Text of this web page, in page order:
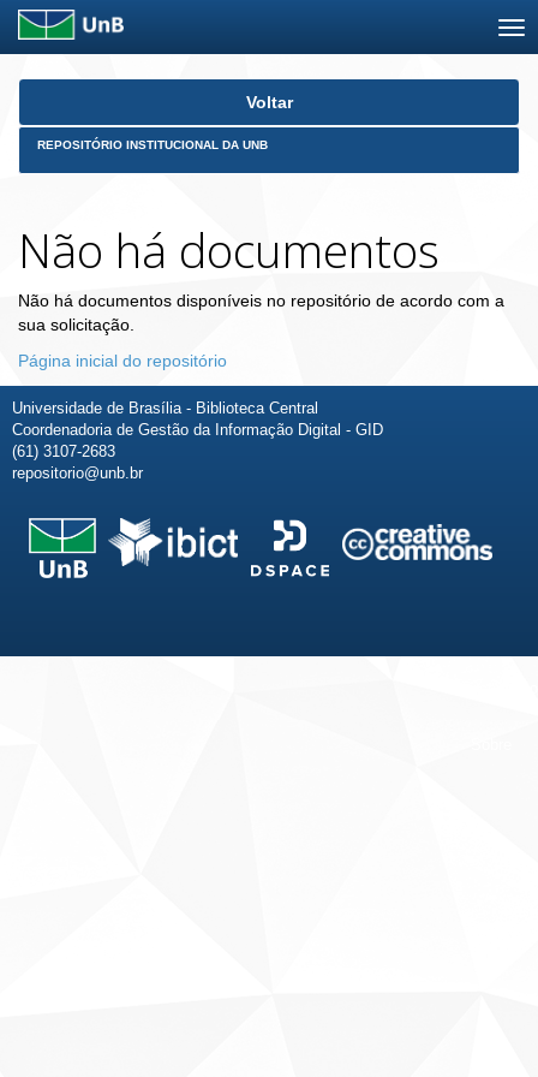
Skip
Voltar
REPOSITÓRIO INSTITUCIONAL DA UNB
Não há documentos
Não há documentos disponíveis no repositório de acordo com a
sua solicitação.
Página inicial do repositório
Universidade de Brasília - Biblioteca Central
Coordenadoria de Gestão da Informação Digital - GID
(61) 3107-2683
repositorio@unb.br